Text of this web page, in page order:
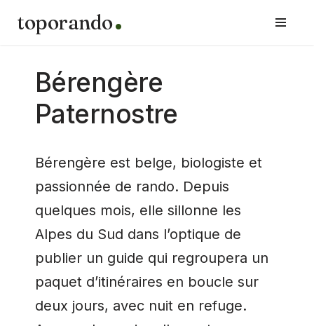
contenu
toporando
Bérengère
Paternostre
Bérengère est belge, biologiste et
passionnée de rando. Depuis
quelques mois, elle sillonne les
Alpes du Sud dans l’optique de
publier un guide qui regroupera un
paquet d’itinéraires en boucle sur
deux jours, avec nuit en refuge.